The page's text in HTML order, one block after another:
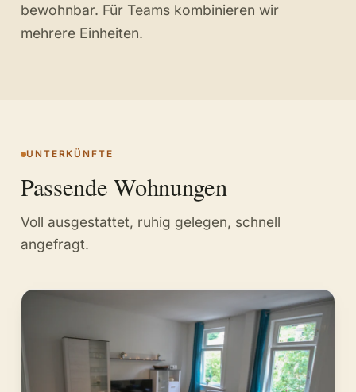
bewohnbar. Für Teams kombinieren wir
mehrere Einheiten.
UNTERKÜNFTE
Passende Wohnungen
Voll ausgestattet, ruhig gelegen, schnell
angefragt.